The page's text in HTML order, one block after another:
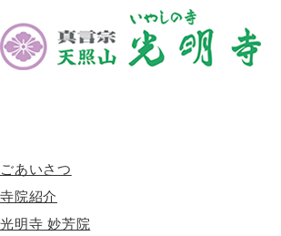
ごあいさつ
寺院紹介
光明寺 妙芳院